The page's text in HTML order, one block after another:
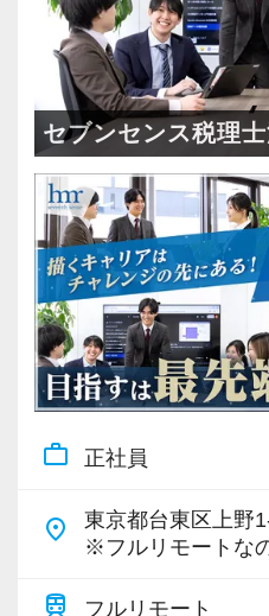
・相続／事業承継／
＜成長中の税理士法人＞
・全国14拠点で事業展
・従業員240名以上に拡
・会計・税務・財務・
・専門家が在籍しワン
＜学びを後押し＞
・書籍購入費／研修費
・隔月で税法・実務の
・資格取得を目指す社
＜募集の背景＞
・組織力強化に向けた
セブンセンス税理士
work_outline 正社員
place
東京都台東区上野
※フルリモートな
train フルリモート